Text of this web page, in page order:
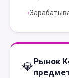
›
💎Рынок